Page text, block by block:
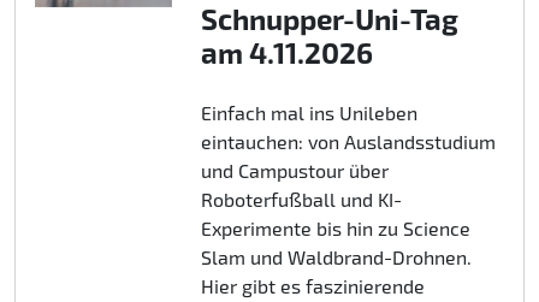
Schnupper-Uni-Tag
am 4.11.2026
Einfach mal ins Unileben
eintauchen: von Auslandsstudium
und Campustour über
Roboterfußball und KI-
Experimente bis hin zu Science
Slam und Waldbrand-Drohnen.
Hier gibt es faszinierende